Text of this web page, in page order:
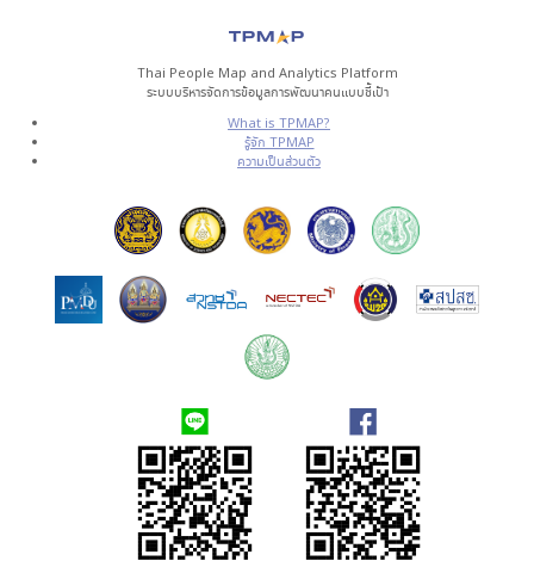
Thai People Map and Analytics Platform
ระบบบริหารจัดการข้อมูลการพัฒนาคนแบบชี้เป้า
What is TPMAP?
รู้จัก TPMAP
ความเป็นส่วนตัว